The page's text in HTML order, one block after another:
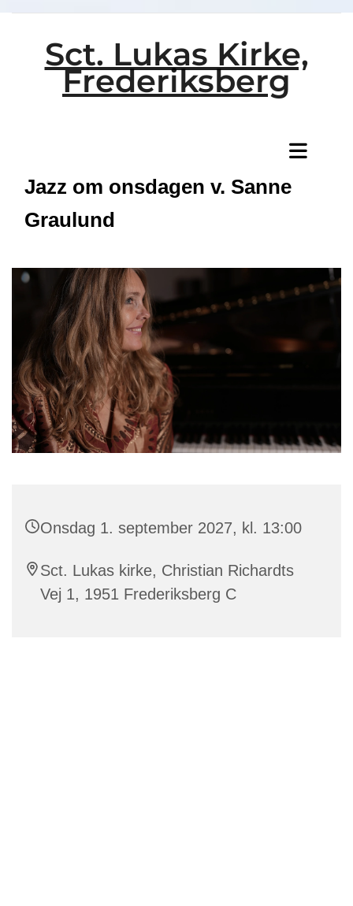
Sct. Lukas Kirke,
Frederiksberg
Jazz om onsdagen v. Sanne
Graulund
Onsdag 1. september 2027, kl. 13:00
Sct. Lukas kirke, Christian Richardts
Vej 1, 1951 Frederiksberg C